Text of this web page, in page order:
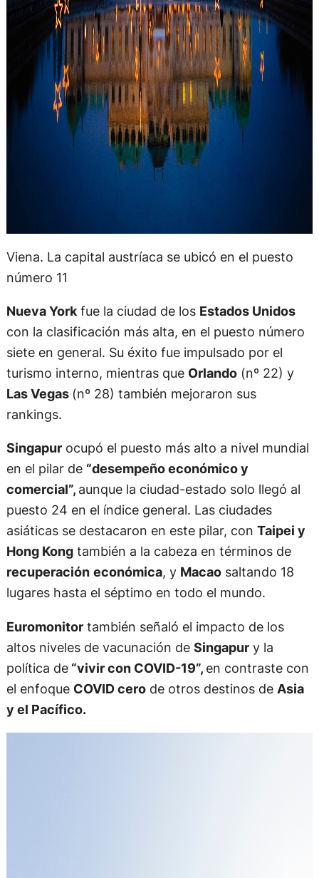
Viena. La capital austríaca se ubicó en el puesto
número 11
Nueva Yorkfue la ciudad de los Estados Unidos
con la clasificación más alta, en el puesto número
siete en general. Su éxito fue impulsado por el
turismo interno, mientras que Orlando(nº 22) y
Las Vegas (nº 28) también mejoraron sus
rankings.
Singapurocupó el puesto más alto a nivel mundial
en el pilar de “desempeño económico y
comercial”, aunque la ciudad-estado solo llegó al
puesto 24 en el índice general. Las ciudades
asiáticas se destacaron en este pilar, con Taipei y
Hong Kongtambién a la cabeza en términos de
recuperación económica, y Macaosaltando 18
lugares hasta el séptimo en todo el mundo.
Euromonitortambién señaló el impacto de los
altos niveles de vacunación de Singapury la
política de“vivir con COVID-19”, en contraste con
el enfoque COVID cerode otros destinos de Asia
y el Pacífico.